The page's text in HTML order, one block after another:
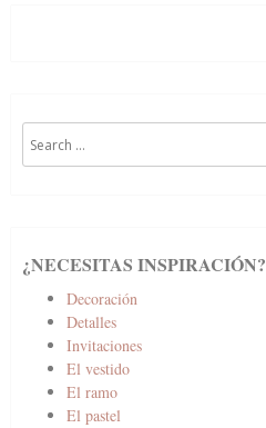
for:
¿NECESITAS INSPIRACIÓN?
Decoración
Detalles
Invitaciones
El vestido
El ramo
El pastel